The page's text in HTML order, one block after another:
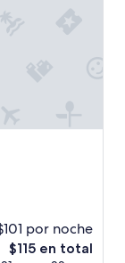
por noche
El
$115 en total